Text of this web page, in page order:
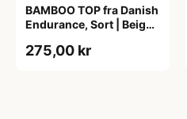
BAMBOO TOP fra Danish
Endurance, Sort | Beige,
Komfortabel og
275,00 kr